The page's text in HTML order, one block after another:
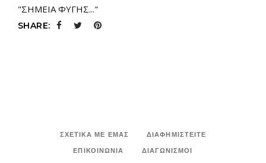
"ΣΗΜΕΙΑ ΦΥΓΗΣ..."
SHARE:
ΣΧΕΤΙΚΑ ΜΕ ΕΜΑΣ
ΔΙΑΦΗΜΙΣΤΕΙΤΕ
ΕΠΙΚΟΙΝΩΝΙΑ
ΔΙΑΓΩΝΙΣΜΟΙ